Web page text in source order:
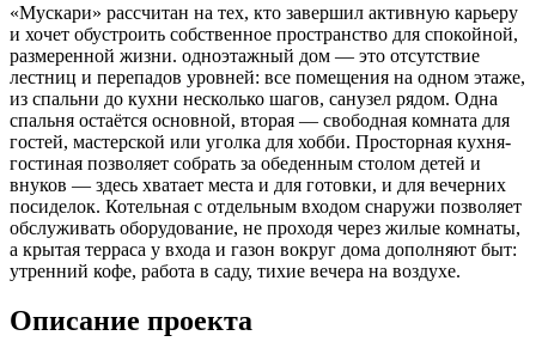
«Мускари» рассчитан на тех, кто завершил активную карьеру
и хочет обустроить собственное пространство для спокойной,
размеренной жизни. одноэтажный дом — это отсутствие
лестниц и перепадов уровней: все помещения на одном этаже,
из спальни до кухни несколько шагов, санузел рядом. Одна
спальня остаётся основной, вторая — свободная комната для
гостей, мастерской или уголка для хобби. Просторная кухня-
гостиная позволяет собрать за обеденным столом детей и
внуков — здесь хватает места и для готовки, и для вечерних
посиделок. Котельная с отдельным входом снаружи позволяет
обслуживать оборудование, не проходя через жилые комнаты,
а крытая терраса у входа и газон вокруг дома дополняют быт:
утренний кофе, работа в саду, тихие вечера на воздухе.
Описание проекта